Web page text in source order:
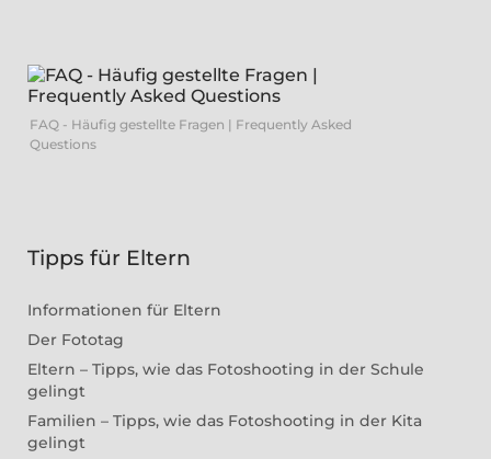
FAQ - Häufig gestellte Fragen | Frequently Asked
Questions
Tipps für Eltern
Informationen für Eltern
Der Fototag
Eltern – Tipps, wie das Fotoshooting in der Schule
gelingt
Familien – Tipps, wie das Fotoshooting in der Kita
gelingt